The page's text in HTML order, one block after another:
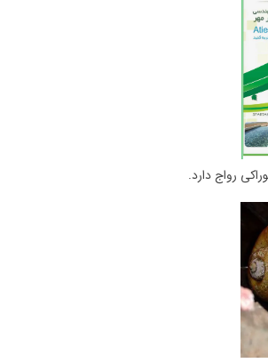
رواج دارد.